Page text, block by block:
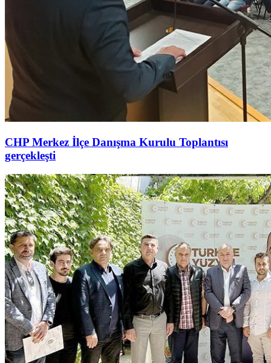
CHP Merkez İlçe Danışma Kurulu Toplantısı
gerçekleşti